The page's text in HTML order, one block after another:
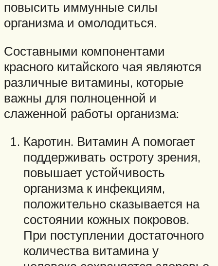
повысить иммунные силы
организма и омолодиться.
Составными компонентами
красного китайского чая являются
различные витамины, которые
важны для полноценной и
слаженной работы организма:
Каротин. Витамин А помогает
поддерживать остроту зрения,
повышает устойчивость
организма к инфекциям,
положительно сказывается на
состоянии кожных покровов.
При поступлении достаточного
количества витамина у